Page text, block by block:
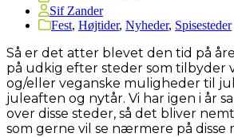
Sif Zander
Fest, Højtider, Nyheder, Spisesteder
Så er det atter blevet den tid på
på udkig efter steder som tilbyder
og/eller veganske muligheder til
juleaften og nytår. Vi har igen i år
over disse steder, så det bliver
som gerne vil se nærmere på disse